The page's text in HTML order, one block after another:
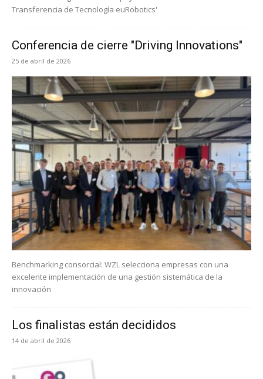
Transferencia de Tecnología euRobotics'
Conferencia de cierre "Driving Innovations"
25 de abril de 2026
Benchmarking consorcial: WZL selecciona empresas con una
excelente implementación de una gestión sistemática de la
innovación
Los finalistas están decididos
14 de abril de 2026